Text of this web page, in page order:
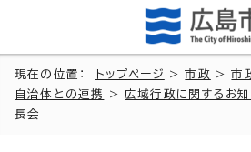
現在の位置： トップページ >市政 >市
自治体との連携
>広域行政に関するお知
長会